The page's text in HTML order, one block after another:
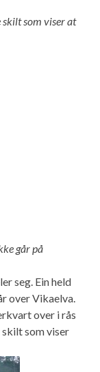
skilt som viser at
går på
seg. Ein held
over Vikaelva.
over i rås
som viser